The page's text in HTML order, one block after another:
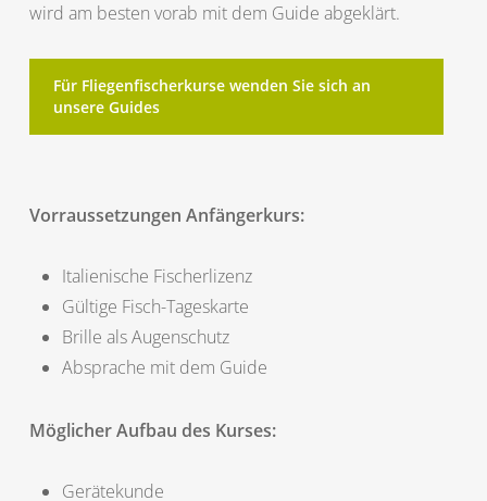
wird am besten vorab mit dem Guide abgeklärt.
Für Fliegenfischerkurse wenden Sie sich an
unsere Guides
Vorraussetzungen Anfängerkurs:
Italienische Fischerlizenz
Gültige Fisch-Tageskarte
Brille als Augenschutz
Absprache mit dem Guide
Möglicher Aufbau des Kurses:
Gerätekunde